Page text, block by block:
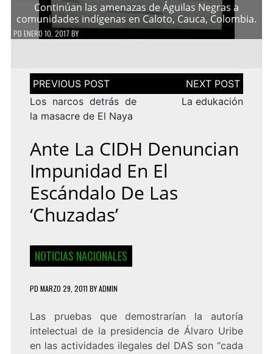
Continúan las amenazas de Águilas Negras a
comunidades indígenas en Caloto, Cauca, Colombia.
PD ENERO 10, 2017 BY
Navegación
de
entradas
Los narcos detrás de
la masacre de El Naya
La edukación
Ante La CIDH Denuncian
Impunidad En El
Escándalo De Las
‘chuzadas’
NOTICIAS NACIONALES
PD MARZO 29, 2011 BYADMIN
Las pruebas que demostrarían la autoría
intelectual de la presidencia de Álvaro Uribe
en las actividades ilegales del DAS son “cada